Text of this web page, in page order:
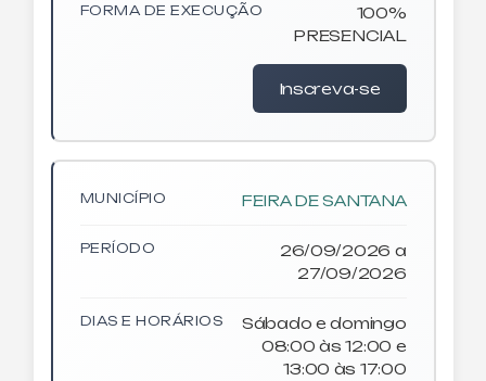
FORMA DE EXECUÇÃO
100%
PRESENCIAL
Inscreva-se
MUNICÍPIO FEIRA DE SANTANA
PERÍODO
26/09/2026 a
27/09/2026
DIAS E HORÁRIOS
Sábado e domingo
08:00 às 12:00 e
13:00 às 17:00